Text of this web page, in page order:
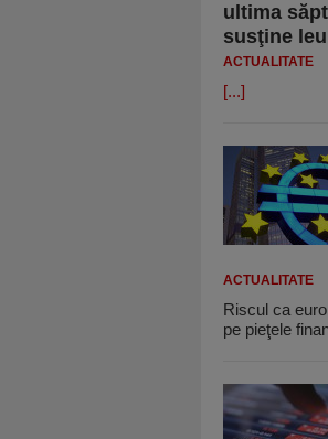
ultima
susţine
ACTUALITATE
[...]
ACTUALITATE
Riscul ca
pe pieţele